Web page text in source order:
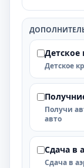
Детское
Детское
Получи
авто
Cдача в
Cдача в